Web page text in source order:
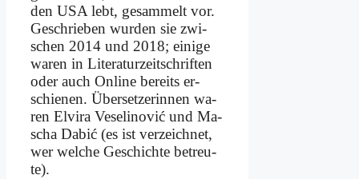
den USA lebt, ge­sam­melt vor.
Ge­schrie­ben wur­den sie zwi­
schen 2014 und 2018; ei­ni­ge
wa­ren in Li­te­ra­tur­zeit­schrif­ten
oder auch On­line be­reits er­
schie­nen. Über­set­ze­rin­nen wa­
ren El­vi­ra Ve­se­li­no­vić und Ma­
scha Da­bić (es ist ver­zeich­net,
wer wel­che Ge­schich­te be­treu­
te).